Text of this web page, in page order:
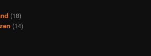
(18)
(14)